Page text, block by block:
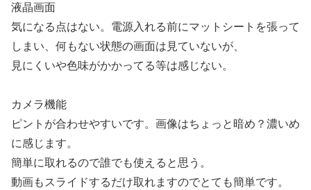
液晶画面
気になる点はない。電源入れる前にマットシートを張って
しまい、何もない状態の画面は見ていないが、
見にくいや色味がかかってる等は感じない。
カメラ機能
ピントが合わせやすいです。画像はちょっと暗め？濃いめ
に感じます。
簡単に取れるので誰でも使えると思う。
動画もスライドするだけ取れますのでとても簡単です。